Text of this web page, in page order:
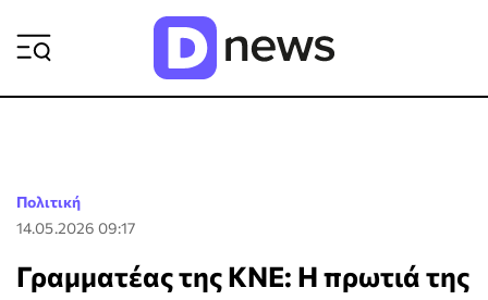
Πολιτική
14.05.2026 09:17
Γραμματέας της ΚΝΕ: Η πρωτιά της